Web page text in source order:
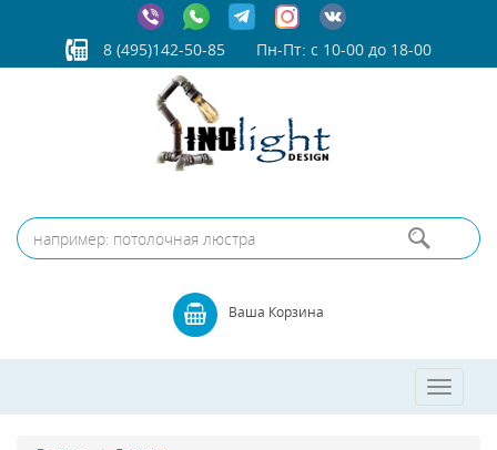
8 (495)142-50-85 Пн-Пт: с 10-00 до 18-00
Ваша Корзина
Toggle